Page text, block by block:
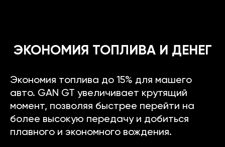
ЭКОНОМИЯ ТОПЛИВА И ДЕНЕГ
Экономия топлива до 15% для машего
авто. GAN GT увеличивает крутящий
момент, позволяя быстрее перейти на
более высокую передачу и добиться
плавного и экономного вождения.